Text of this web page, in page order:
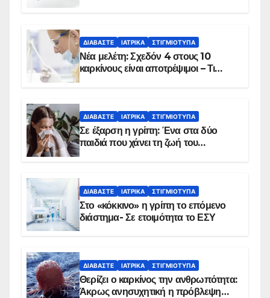
ΔΙΑΒΆΣΤΕ ΙΑΤΡΙΚΆ ΣΤΙΓΜΙΌΤΥΠΑ
Νέα μελέτη: Σχεδόν 4 στους 10
καρκίνους είναι αποτρέψιμοι – Τι
ΔΙΑΒΆΣΤΕ ΙΑΤΡΙΚΆ ΣΤΙΓΜΙΌΤΥΠΑ
Σε έξαρση η γρίπη: Ένα στα δύο
παιδιά που χάνει τη ζωή του
ΔΙΑΒΆΣΤΕ ΙΑΤΡΙΚΆ ΣΤΙΓΜΙΌΤΥΠΑ
Στο «κόκκινο» η γρίπη το επόμενο
διάστημα- Σε ετοιμότητα το ΕΣΥ
ΔΙΑΒΆΣΤΕ ΙΑΤΡΙΚΆ ΣΤΙΓΜΙΌΤΥΠΑ
Θερίζει ο καρκίνος την ανθρωπότητα:
Άκρως ανησυχητική η πρόβλεψη…